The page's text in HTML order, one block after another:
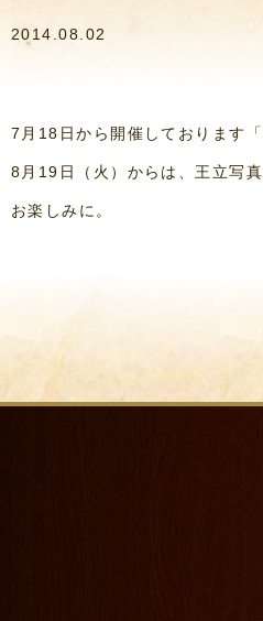
2014.08.02
7月18日から開催しております
8月19日（火）からは、王立写
お楽しみに。